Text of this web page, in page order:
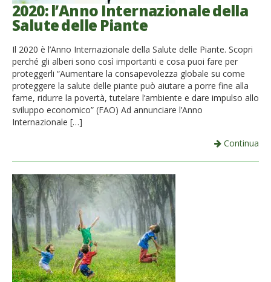
2020: l’Anno Internazionale della
Salute delle Piante
Il 2020 è l’Anno Internazionale della Salute delle Piante. Scopri
perché gli alberi sono così importanti e cosa puoi fare per
proteggerli “Aumentare la consapevolezza globale su come
proteggere la salute delle piante può aiutare a porre fine alla
fame, ridurre la povertà, tutelare l’ambiente e dare impulso allo
sviluppo economico” (FAO) Ad annunciare l’Anno
Internazionale […]
Continua